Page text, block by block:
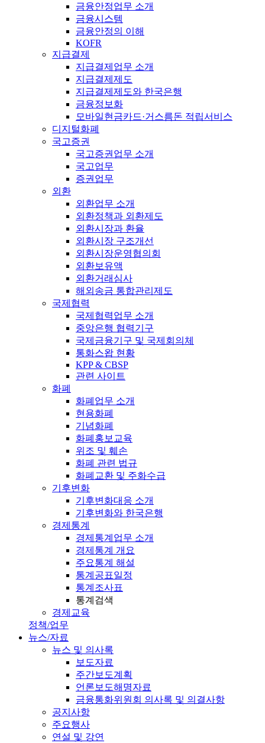
금융안정업무 소개
금융시스템
금융안정의 이해
KOFR
지급결제
지급결제업무 소개
지급결제제도
지급결제제도와 한국은행
금융정보화
모바일현금카드·거스름돈 적립서비스
디지털화폐
국고증권
국고증권업무 소개
국고업무
증권업무
외환
외환업무 소개
외환정책과 외환제도
외환시장과 환율
외환시장 구조개선
외환시장운영협의회
외환보유액
외환거래심사
해외송금 통합관리제도
국제협력
국제협력업무 소개
중앙은행 협력기구
국제금융기구 및 국제회의체
통화스왑 현황
KPP & CBSP
관련 사이트
화폐
화폐업무 소개
현용화폐
기념화폐
화폐홍보교육
위조 및 훼손
화폐 관련 법규
화폐교환 및 주화수급
기후변화
기후변화대응 소개
기후변화와 한국은행
경제통계
경제통계업무 소개
경제통계 개요
주요통계 해설
통계공표일정
통계조사표
통계검색
경제교육
정책/업무
뉴스/자료
뉴스 및 의사록
보도자료
주간보도계획
언론보도해명자료
금융통화위원회 의사록 및 의결사항
공지사항
주요행사
연설 및 강연